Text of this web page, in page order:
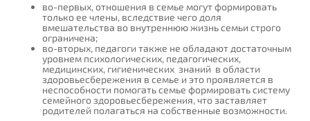
во-первых, отношения в семье могут формировать
только ее члены, вследствие чего доля
вмешательства во внутреннюю жизнь семьи строго
ограничена;
во-вторых, педагоги также не обладают достаточным
уровнем психологических, педагогических,
медицинских, гигиенических знаний в области
здоровьесбережения в семье и это проявляется в
неспособности помогать семье формировать систему
семейного здоровьесбережения, что заставляет
родителей полагаться на собственные возможности.